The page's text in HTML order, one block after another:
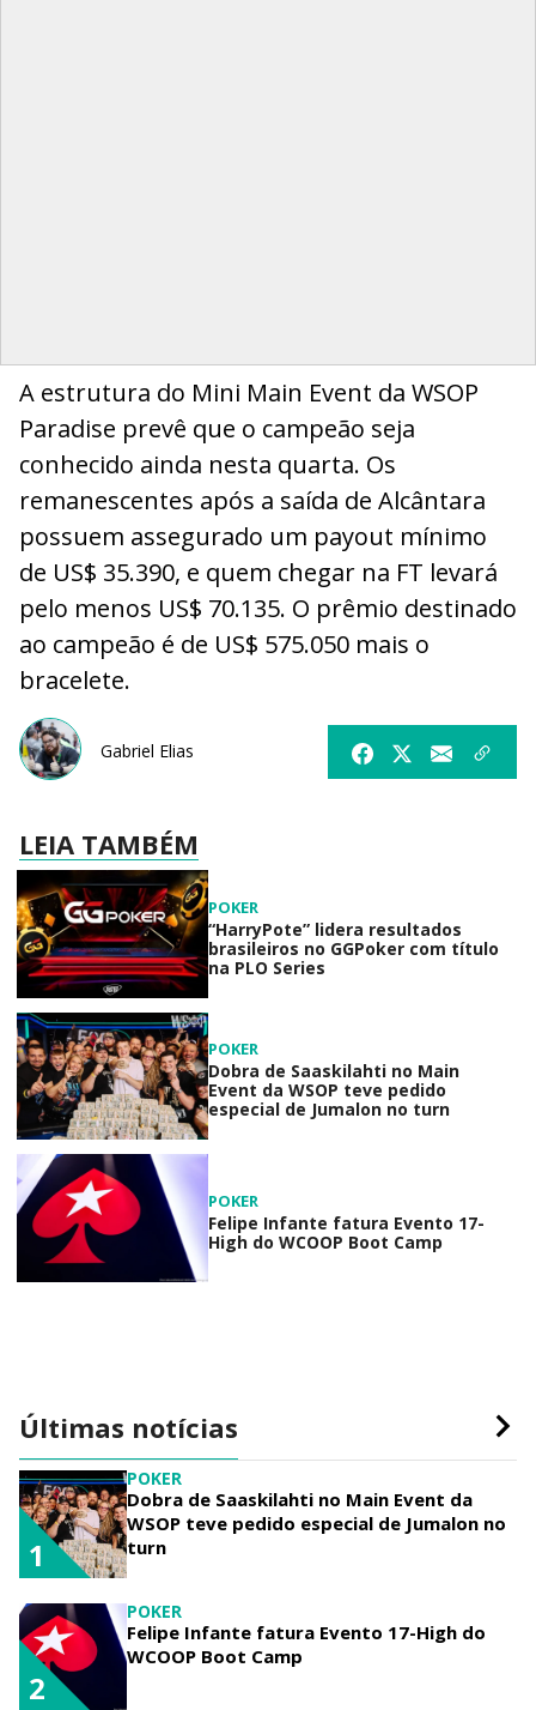
A estrutura do Mini Main Event da WSOP
Paradise prevê que o campeão seja
conhecido ainda nesta quarta. Os
remanescentes após a saída de Alcântara
possuem assegurado um payout mínimo
de US$ 35.390, e quem chegar na FT levará
pelo menos US$ 70.135. O prêmio destinado
ao campeão é de US$ 575.050 mais o
bracelete.
Gabriel Elias
LEIA TAMBÉM
POKER
“HarryPote” lidera resultados
brasileiros no GGPoker com título
na PLO Series
POKER
Dobra de Saaskilahti no Main
Event da WSOP teve pedido
especial de Jumalon no turn
POKER
Felipe Infante fatura Evento 17-
High do WCOOP Boot Camp
Últimas notícias
POKER
Dobra de Saaskilahti no Main Event da
WSOP teve pedido especial de Jumalon no
turn
1
POKER
Felipe Infante fatura Evento 17-High do
WCOOP Boot Camp
2